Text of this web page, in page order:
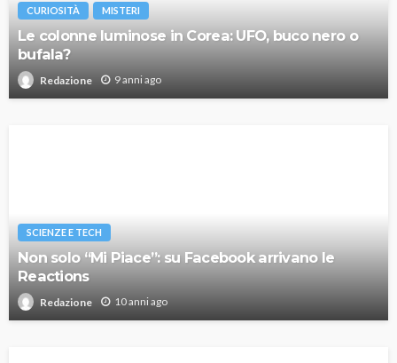
CURIOSITÀ MISTERI
Le colonne luminose in Corea: UFO, buco nero o
bufala?
Redazione 9 anni ago
SCIENZE E TECH
Non solo “Mi Piace”: su Facebook arrivano le
Reactions
Redazione 10 anni ago